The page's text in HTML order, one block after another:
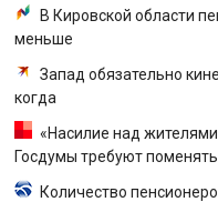
В Кировской области
меньше
Запад обязательно
когда
«Насилие над
Госдумы требуют
Количество